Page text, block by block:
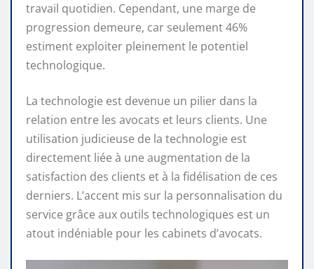
travail quotidien. Cependant, une marge de
progression demeure, car seulement 46%
estiment exploiter pleinement le potentiel
technologique.
La technologie est devenue un pilier dans la
relation entre les avocats et leurs clients. Une
utilisation judicieuse de la technologie est
directement liée à une augmentation de la
satisfaction des clients et à la fidélisation de ces
derniers. L’accent mis sur la personnalisation du
service grâce aux outils technologiques est un
atout indéniable pour les cabinets d’avocats.